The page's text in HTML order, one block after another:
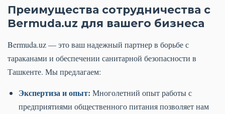
Преимущества сотрудничества с
Bermuda.uz для вашего бизнеса
Bermuda.uz — это ваш надежный партнер в борьбе с
тараканами и обеспечении санитарной безопасности в
Ташкенте. Мы предлагаем:
Экспертиза и опыт: Многолетний опыт работы с
предприятиями общественного питания позволяет нам